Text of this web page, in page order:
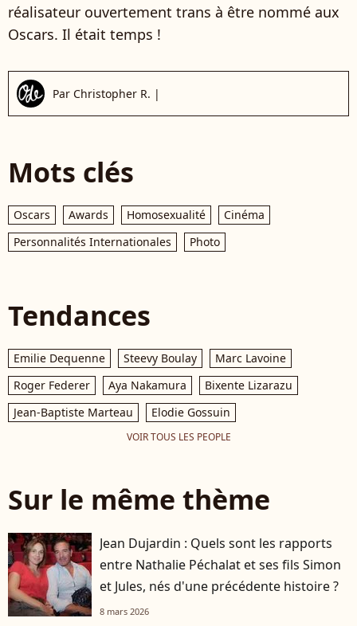
réalisateur ouvertement trans à être nommé aux
Oscars. Il était temps !
Par Christopher R. |
Mots clés
Oscars Awards Homosexualité
Cinéma
Personnalités Internationales
Photo
Tendances
Emilie Dequenne Steevy Boulay
Marc Lavoine
Roger Federer
Aya Nakamura
Bixente Lizarazu
Jean-Baptiste Marteau
Elodie Gossuin
VOIR TOUS LES PEOPLE
Sur le même thème
Jean Dujardin : Quels sont les rapports
entre Nathalie Péchalat et ses fils Simon
et Jules, nés d'une précédente histoire ?
8 mars 2026